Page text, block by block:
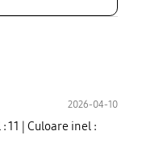
2026-04-10
11 | Culoare inel :